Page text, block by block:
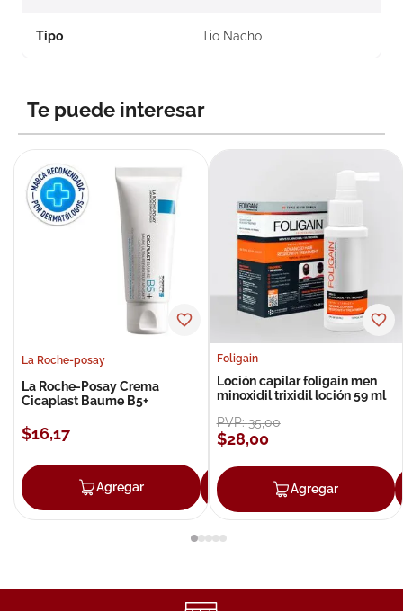
Tipo Tio Nacho
Te puede interesar
La Roche-posay
La Roche-Posay Crema
Cicaplast Baume B5+
$16,17
Agregar Agregar
Foligain
Loción capilar foligain men
minoxidil trixidil loción 59 ml
PVP:35,00
$28,00
Agregar